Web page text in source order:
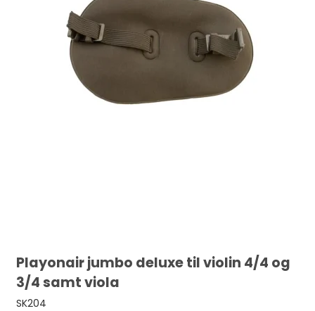
Playonair jumbo deluxe til violin 4/4 og
3/4 samt viola
SK204